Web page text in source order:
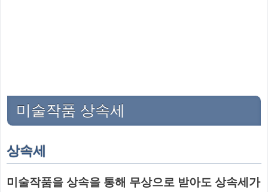
미술작품 상속세
상속세
미술작품을 상속을 통해 무상으로 받아도 상속세가